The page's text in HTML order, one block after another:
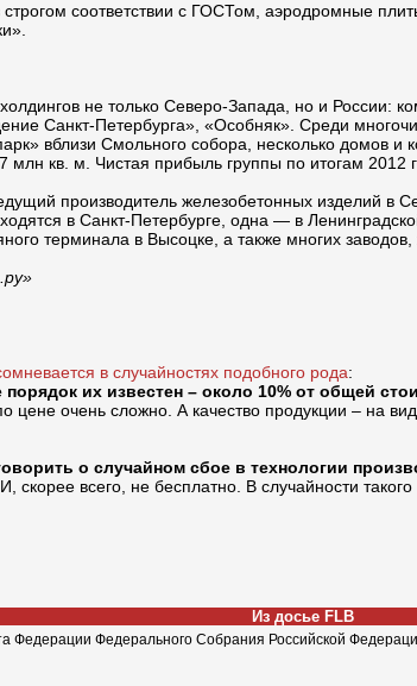
соответствии с ГОСТом, аэродромные
не только Северо-Запада, но и России:
Санкт-Петербурга», «Особняк». Среди
вблизи Смольного собора, несколько домов и
кв. м. Чистая прибыль группы по итогам 2012
производитель железобетонных изделий в
в Санкт-Петербурге, одна — в
терминала в Высоцке, а также многих заводов,
в случайностях подобного рода:
их известен – около 10% от общей
цене очень сложно. А качество продукции – на
о случайном сбое в технологии
всего, не бесплатно. В случайности
Из досье FLB
Федерации Федерального Собрания Российской